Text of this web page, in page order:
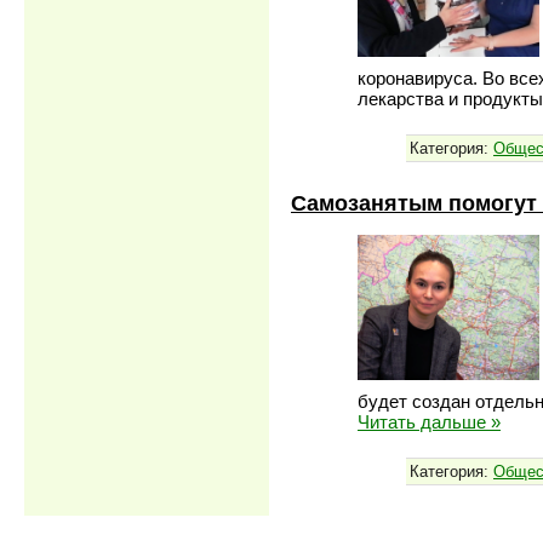
коронавируса. Во
лекарства и
Категория:
Самозанятым
будет создан
Читать дальше »
Категория: